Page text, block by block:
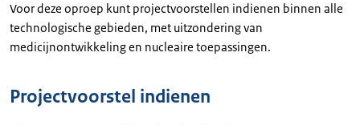
Voor deze oproep kunt projectvoorstellen indienen binnen alle
technologische gebieden, met uitzondering van
medicijnontwikkeling en nucleaire toepassingen.
Projectvoorstel indienen